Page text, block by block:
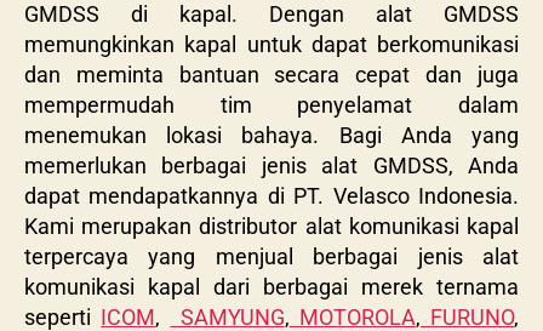
GMDSS di kapal. Dengan alat GMDSS
memungkinkan kapal untuk dapat berkomunikasi
dan meminta bantuan secara cepat dan juga
mempermudah tim penyelamat dalam
menemukan lokasi bahaya. Bagi Anda yang
memerlukan berbagai jenis alat GMDSS, Anda
dapat mendapatkannya di PT. Velasco Indonesia.
Kami merupakan distributor alat komunikasi kapal
terpercaya yang menjual berbagai jenis alat
komunikasi kapal dari berbagai merek ternama
seperti ICOM, SAMYUNG, MOTOROLA, FURUNO,